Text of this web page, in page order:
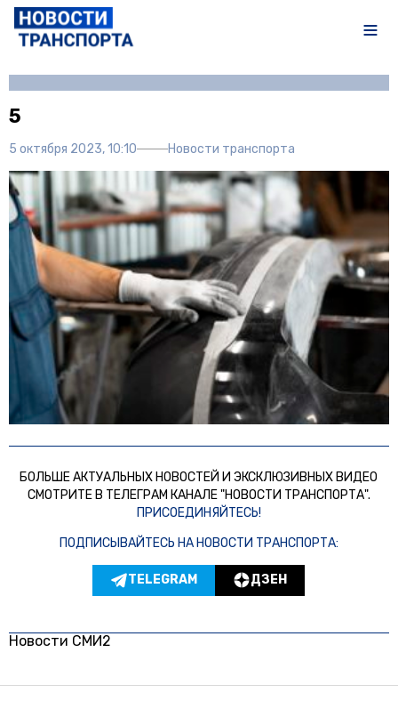
5
5 октября 2023, 10:10 Новости транспорта
БОЛЬШЕ АКТУАЛЬНЫХ НОВОСТЕЙ И ЭКСКЛЮЗИВНЫХ ВИДЕО
СМОТРИТЕ В ТЕЛЕГРАМ КАНАЛЕ "НОВОСТИ ТРАНСПОРТА".
ПРИСОЕДИНЯЙТЕСЬ!
ПОДПИСЫВАЙТЕСЬ НА НОВОСТИ ТРАНСПОРТА:
TELEGRAM ДЗЕН
Новости СМИ2